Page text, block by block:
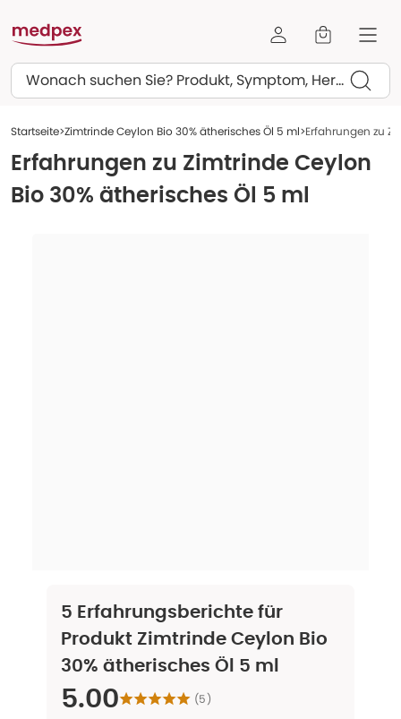
Suchen
Startseite Zimtrinde Ceylon Bio 30% ätherisches Öl 5 ml Erfahrungen zu
Erfahrungen zu Zimtrinde Ceylon
Bio 30% ätherisches Öl 5 ml
5 Erfahrungsberichte für
Produkt Zimtrinde Ceylon Bio
30% ätherisches Öl 5 ml
5.00 (5)